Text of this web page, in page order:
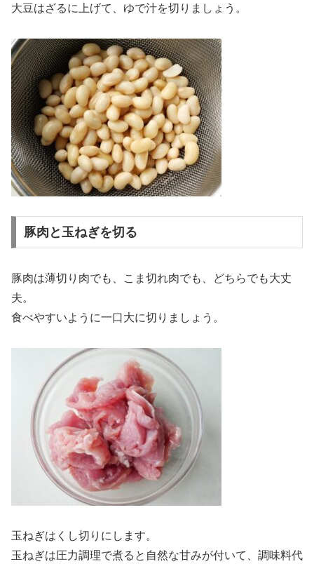
大豆はざるに上げて、ゆで汁を切りましょう。
豚肉と玉ねぎを切る
豚肉は薄切り肉でも、こま切れ肉でも、どちらでも大丈
夫。
食べやすいように一口大に切りましょう。
玉ねぎはくし切りにします。
玉ねぎは圧力調理で煮ると自然な甘みが付いて、調味料代